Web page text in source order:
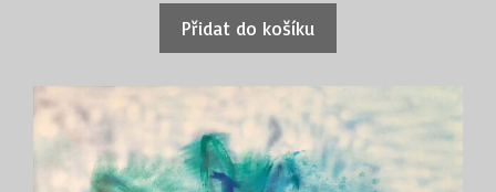
Galerie Makráč, Praha; 2015 Závislost na kráse –
GUBJ, Klatovy; Crossing Lines, Galerie ARTATAK,
Praha; 2014 Ostrale 014, Drážďany; Orbis pictus,
6×60° Galerie Trafo, Praha; Setkání v Krajině, Michal
´s Collection Art Galerie Praha; Luxury Paradise,
Přidat do košíku